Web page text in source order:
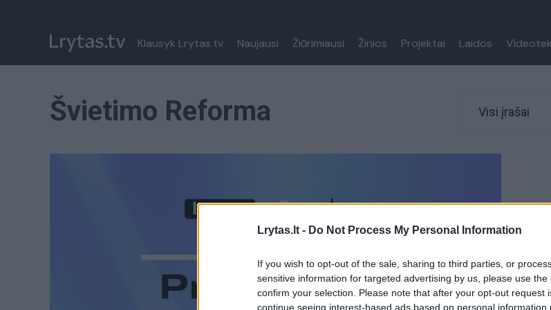
Lrytas.lt - Do Not Process My Personal Information
If you wish to opt-out of the sale, sharing to third parties, or
sensitive information for targeted advertising by us, please use
confirm your selection. Please note that after your opt-out request
continue seeing interest-based ads based on personal information
Klausyk Lrytas.tv Naujausi Žiūrimiausi Žinios Projektai Laidos
Švietimo Reforma Visi įrašai